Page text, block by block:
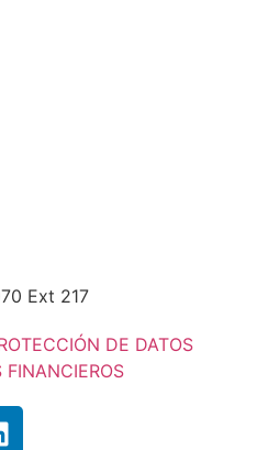
Ext 217
DE DATOS
FINANCIEROS